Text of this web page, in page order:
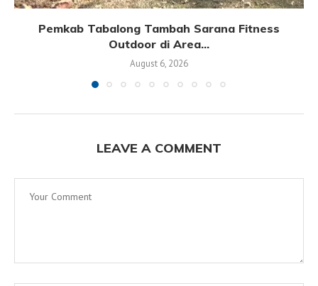
Pemkab Tabalong Tambah Sarana Fitness
Outdoor di Area...
August 6, 2026
LEAVE A COMMENT